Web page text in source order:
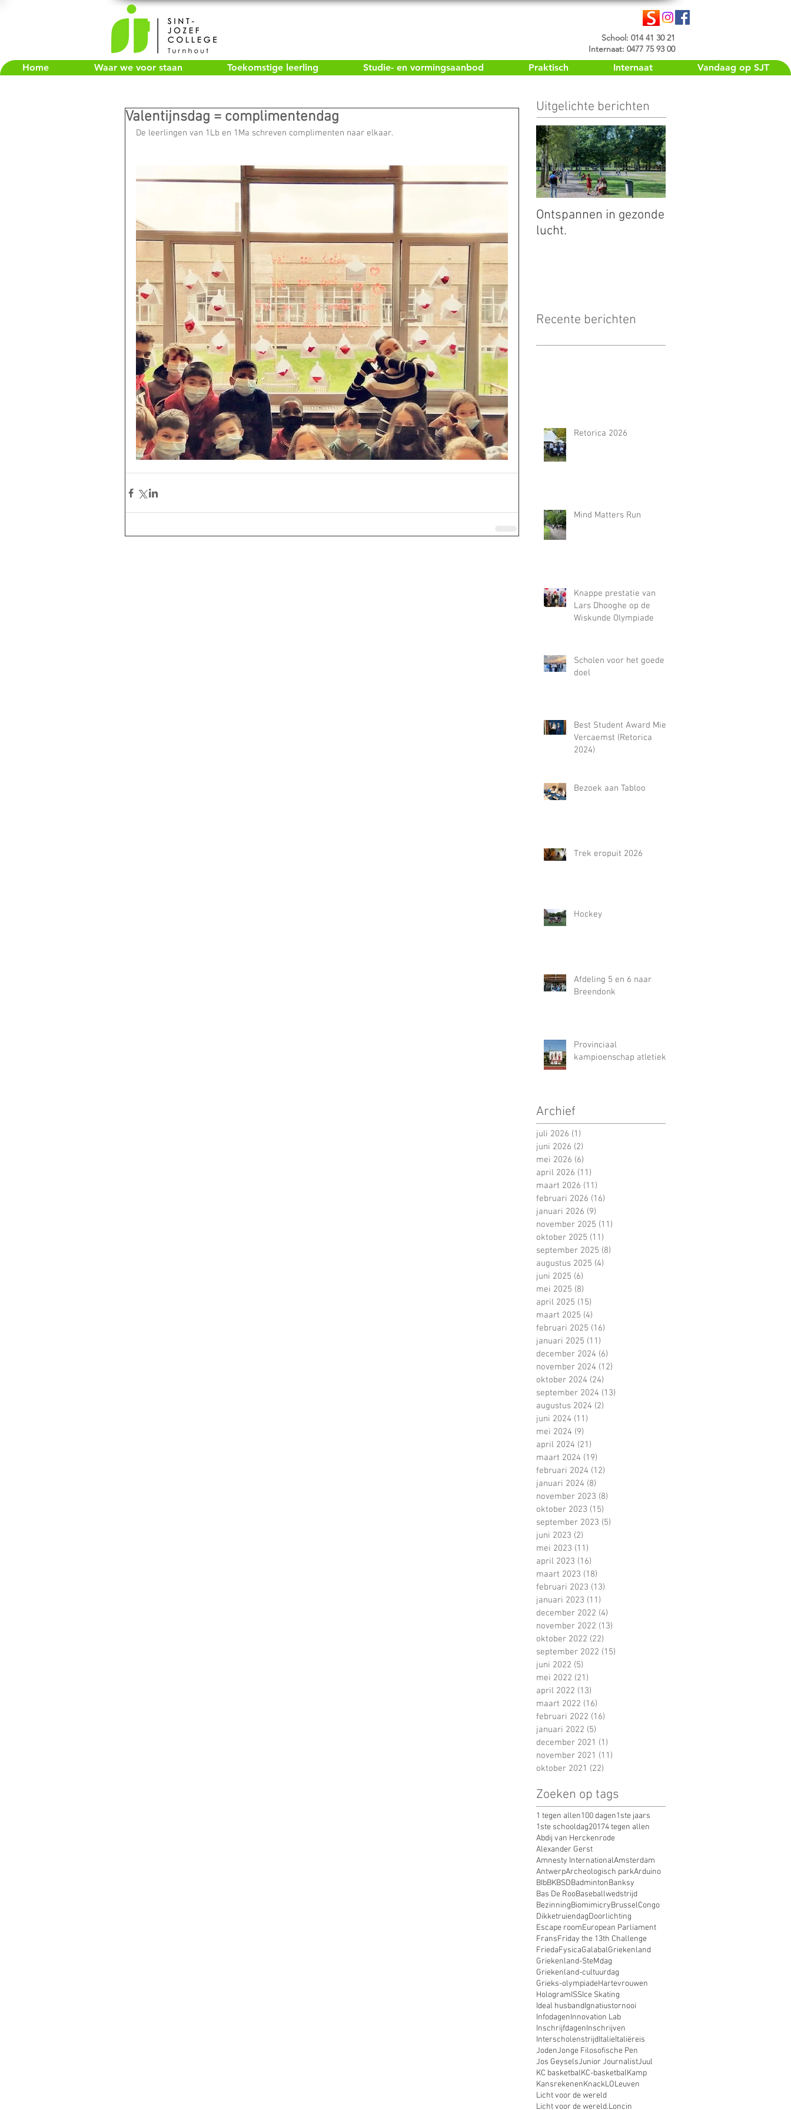
School: 014 41 30 21
Internaat: 0477 75 93 00
Home Waar we voor staan Toekomstige leerling Studie- en vormingsaanbod Praktisch Internaat Vandaag op SJT
Valentijnsdag = complimentendag
De leerlingen van 1Lb en 1Ma schreven complimenten naar elkaar.
Uitgelichte berichten
Ontspannen in gezonde
lucht.
Recente berichten
Retorica 2026
Mind Matters Run
Knappe prestatie van
Lars Dhooghe op de
Wiskunde Olympiade
Scholen voor het goede
doel
Best Student Award Miel
Vercaemst (Retorica
2024)
Bezoek aan Tabloo
Trek eropuit 2026
Hockey
Afdeling 5 en 6 naar
Breendonk
Provinciaal
kampioenschap atletiek
Archief
juli 2026 (1)
juni 2026 (2)
mei 2026 (6)
april 2026 (11)
maart 2026 (11)
februari 2026 (16)
januari 2026 (9)
november 2025 (11)
oktober 2025 (11)
september 2025 (8)
augustus 2025 (4)
juni 2025 (6)
mei 2025 (8)
april 2025 (15)
maart 2025 (4)
februari 2025 (16)
januari 2025 (11)
december 2024 (6)
november 2024 (12)
oktober 2024 (24)
september 2024 (13)
augustus 2024 (2)
juni 2024 (11)
mei 2024 (9)
april 2024 (21)
maart 2024 (19)
februari 2024 (12)
januari 2024 (8)
november 2023 (8)
oktober 2023 (15)
september 2023 (5)
juni 2023 (2)
mei 2023 (11)
april 2023 (16)
maart 2023 (18)
februari 2023 (13)
januari 2023 (11)
december 2022 (4)
november 2022 (13)
oktober 2022 (22)
september 2022 (15)
juni 2022 (5)
mei 2022 (21)
april 2022 (13)
maart 2022 (16)
februari 2022 (16)
januari 2022 (5)
december 2021 (1)
november 2021 (11)
oktober 2021 (22)
Zoeken op tags
1 tegen allen100 dagen1ste jaars
1ste schooldag20174 tegen allen
Abdij van Herckenrode
Alexander Gerst
Amnesty InternationalAmsterdam
AntwerpArcheologisch parkArduino
BIbBKBSDBadmintonBanksy
Bas De RooBaseballwedstrijd
BezinningBiomimicryBrusselCongo
DikketruiendagDoorlichting
Escape roomEuropean Parliament
FransFriday the 13th Challenge
FriedaFysicaGalabalGriekenland
Griekenland-SteMdag
Griekenland-cultuurdag
Grieks-olympiadeHartevrouwen
HologramISSIce Skating
Ideal husbandIgnatiustornooi
InfodagenInnovation Lab
InschrijfdagenInschrijven
InterscholenstrijdItalieItaliëreis
JodenJonge Filosofische Pen
Jos GeyselsJunior JournalistJuul
KC basketbalKC-basketbalKamp
KansrekenenKnackLOLeuven
Licht voor de wereld
Licht voor de wereld.Loncin